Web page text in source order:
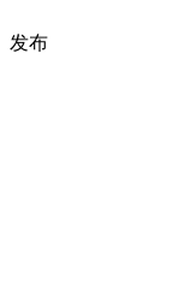
发布